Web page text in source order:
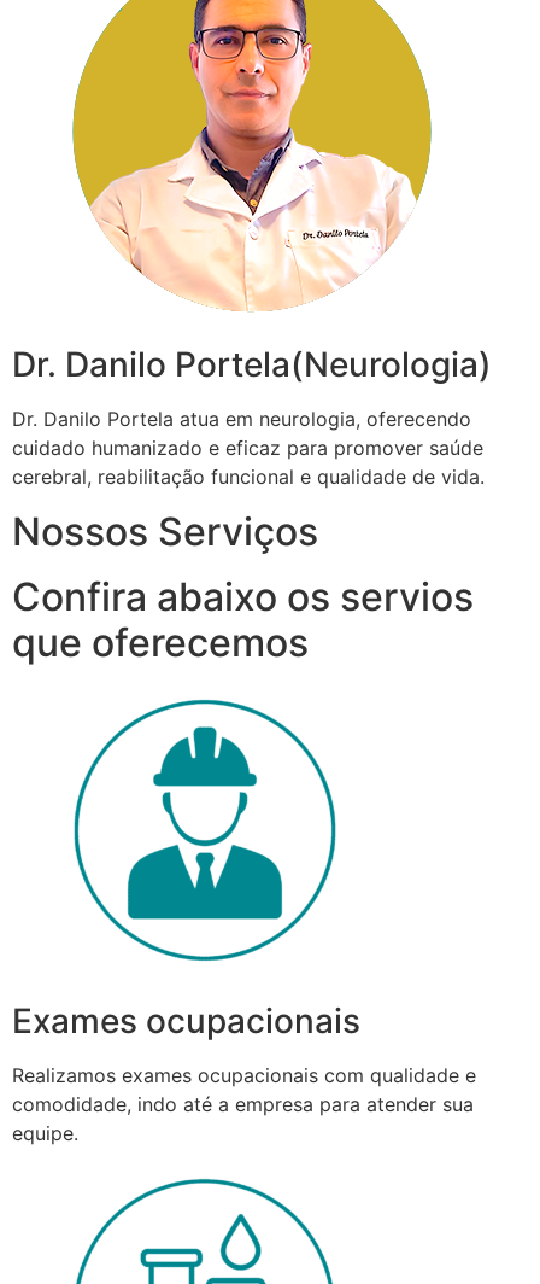
Dr. Danilo Portela(Neurologia)
Dr. Danilo Portela atua em neurologia, oferecendo
cuidado humanizado e eficaz para promover saúde
cerebral, reabilitação funcional e qualidade de vida.
Nossos Serviços
Confira abaixo os servios
que oferecemos
Exames ocupacionais
Realizamos exames ocupacionais com qualidade e
comodidade, indo até a empresa para atender sua
equipe.